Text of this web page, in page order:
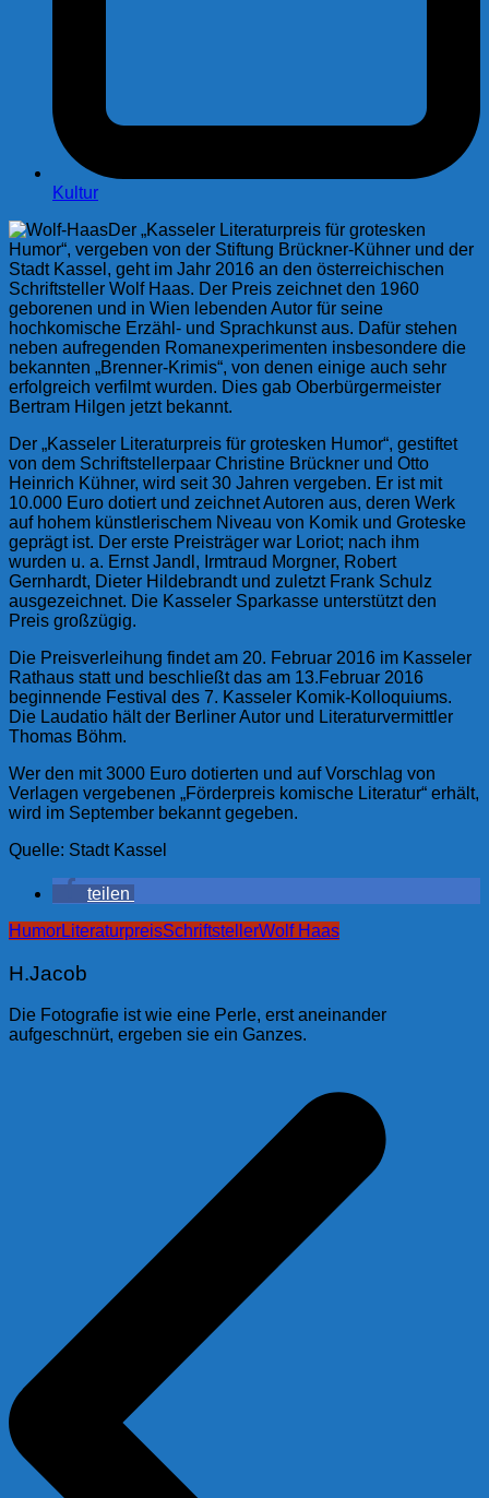
Kultur
Der „Kasseler Literaturpreis für grotesken
Humor“, vergeben von der Stiftung Brückner-Kühner und der
Stadt Kassel, geht im Jahr 2016 an den österreichischen
Schriftsteller Wolf Haas. Der Preis zeichnet den 1960
geborenen und in Wien lebenden Autor für seine
hochkomische Erzähl- und Sprachkunst aus. Dafür stehen
neben aufregenden Romanexperimenten insbesondere die
bekannten „Brenner-Krimis“, von denen einige auch sehr
erfolgreich verfilmt wurden. Dies gab Oberbürgermeister
Bertram Hilgen jetzt bekannt.
Der „Kasseler Literaturpreis für grotesken Humor“, gestiftet
von dem Schriftstellerpaar Christine Brückner und Otto
Heinrich Kühner, wird seit 30 Jahren vergeben. Er ist mit
10.000 Euro dotiert und zeichnet Autoren aus, deren Werk
auf hohem künstlerischem Niveau von Komik und Groteske
geprägt ist. Der erste Preisträger war Loriot; nach ihm
wurden u. a. Ernst Jandl, Irmtraud Morgner, Robert
Gernhardt, Dieter Hildebrandt und zuletzt Frank Schulz
ausgezeichnet. Die Kasseler Sparkasse unterstützt den
Preis großzügig.
Die Preisverleihung findet am 20. Februar 2016 im Kasseler
Rathaus statt und beschließt das am 13.Februar 2016
beginnende Festival des 7. Kasseler Komik-Kolloquiums.
Die Laudatio hält der Berliner Autor und Literaturvermittler
Thomas Böhm.
Wer den mit 3000 Euro dotierten und auf Vorschlag von
Verlagen vergebenen „Förderpreis komische Literatur“ erhält,
wird im September bekannt gegeben.
Quelle: Stadt Kassel
teilen
HumorLiteraturpreisSchriftstellerWolf Haas
H.Jacob
Die Fotografie ist wie eine Perle, erst aneinander
aufgeschnürt, ergeben sie ein Ganzes.